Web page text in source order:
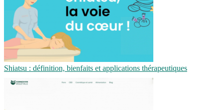
Shiatsu : définition, bienfaits et applications thérapeutiques